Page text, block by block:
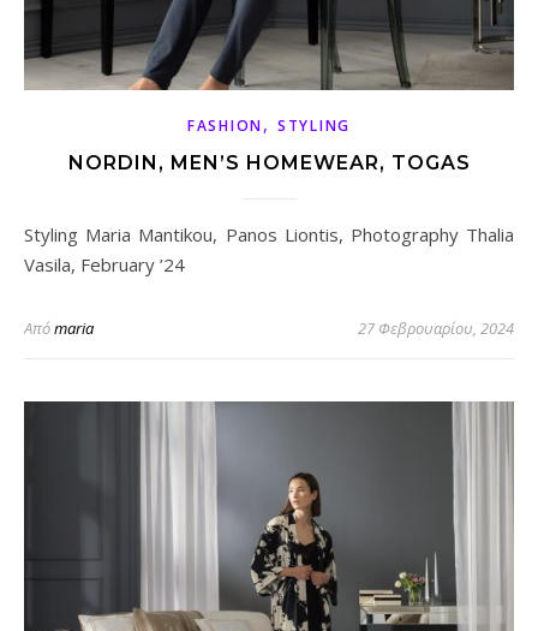
FASHION, STYLING
NORDIN, MEN’S HOMEWEAR, TOGAS
Styling Maria Mantikou, Panos Liontis, Photography Thalia
Vasila, February ’24
Απόmaria 27 Φεβρουαρίου, 2024